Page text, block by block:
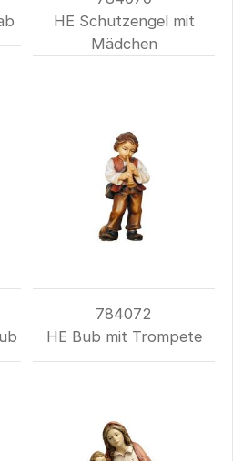
HE Schutzengel mit
Mädchen
784072
HE Bub mit Trompete